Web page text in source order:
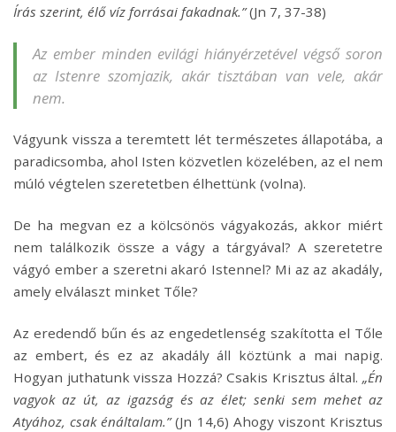
Írás szerint, élő víz forrásai fakadnak.”(Jn 7, 37-38)
Az ember minden evilági hiányérzetével végső soron
az Istenre szomjazik, akár tisztában van vele, akár
nem.
Vágyunk vissza a teremtett lét természetes állapotába, a
paradicsomba, ahol Isten közvetlen közelében, az el nem
múló végtelen szeretetben élhettünk (volna).
De ha megvan ez a kölcsönös vágyakozás, akkor miért
nem találkozik össze a vágy a tárgyával? A szeretetre
vágyó ember a szeretni akaró Istennel? Mi az az akadály,
amely elválaszt minket Tőle?
Az eredendő bűn és az engedetlenség szakította el Tőle
az embert, és ez az akadály áll köztünk a mai napig.
Hogyan juthatunk vissza Hozzá? Csakis Krisztus által. „Én
vagyok az út, az igazság és az élet; senki sem mehet az
Atyához, csak énáltalam.”(Jn 14,6) Ahogy viszont Krisztus